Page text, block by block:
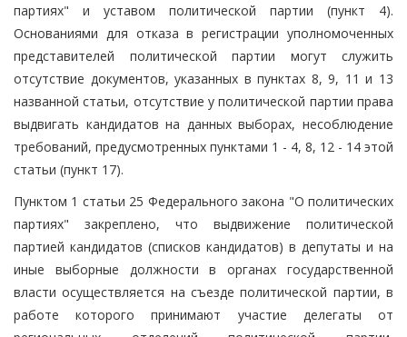
партиях" и уставом политической партии (пункт 4).
Основаниями для отказа в регистрации уполномоченных
представителей политической партии могут служить
отсутствие документов, указанных в пунктах 8, 9, 11 и 13
названной статьи, отсутствие у политической партии права
выдвигать кандидатов на данных выборах, несоблюдение
требований, предусмотренных пунктами 1 - 4, 8, 12 - 14 этой
статьи (пункт 17).
Пунктом 1 статьи 25 Федерального закона "О политических
партиях" закреплено, что выдвижение политической
партией кандидатов (списков кандидатов) в депутаты и на
иные выборные должности в органах государственной
власти осуществляется на съезде политической партии, в
работе которого принимают участие делегаты от